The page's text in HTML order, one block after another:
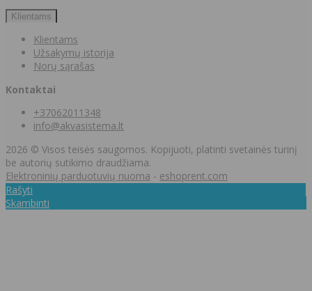
Klientams
Klientams
Užsakymų istorija
Norų sąrašas
Kontaktai
+37062011348
info@akvasistema.lt
2026 © Visos teisės saugomos. Kopijuoti, platinti svetainės turinį
be autorių sutikimo draudžiama.
Elektroninių parduotuvių nuoma - eshoprent.com
Rašyti
Skambinti